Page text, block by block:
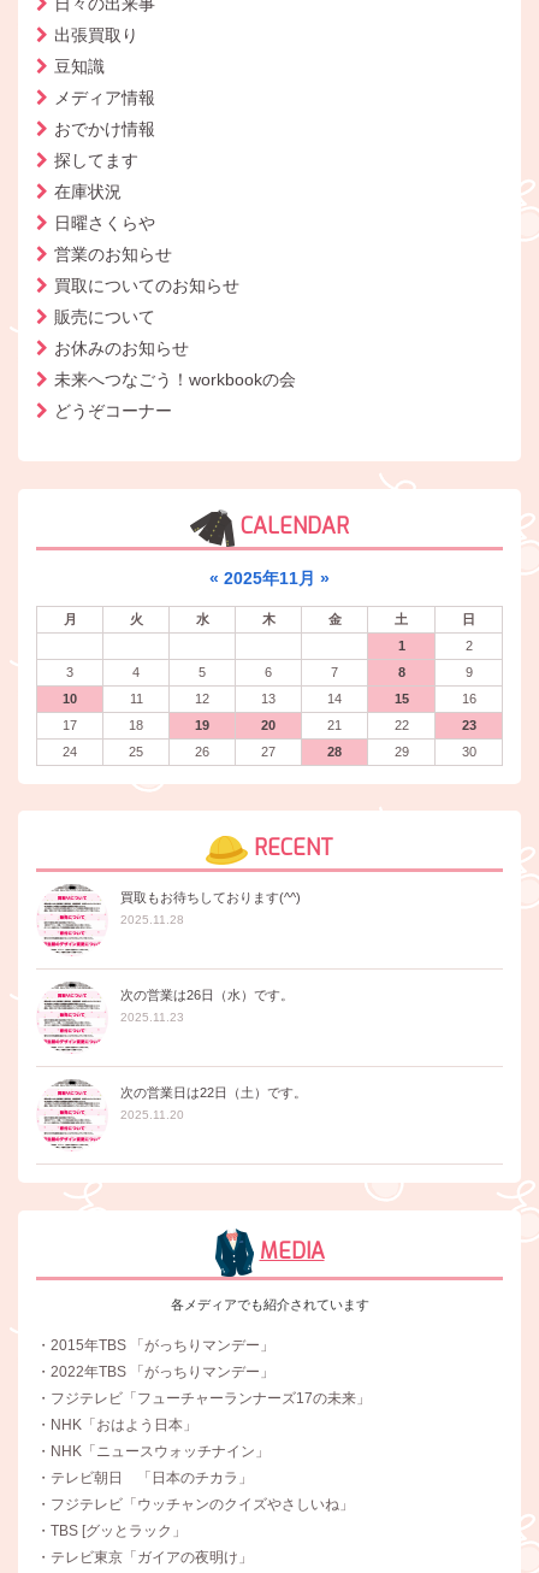
日々の出来事
出張買取り
豆知識
メディア情報
おでかけ情報
探してます
在庫状況
日曜さくらや
営業のお知らせ
買取についてのお知らせ
販売について
お休みのお知らせ
未来へつなごう！workbookの会
どうぞコーナー
CALENDAR
« 2025年11月 »
月 火 水 木 金 土
日
1
2
3
4 5 6 7 8
9
10
11 12 13 14 15
16
17
18 19 20 21 22
23
24
25 26 27 28 29 30
RECENT
買取もお待ちしております(^^)
2025.11.28
次の営業は26日（水）です。
2025.11.23
次の営業日は22日（土）です。
2025.11.20
MEDIA
各メディアでも紹介されています
・2015年TBS 「がっちりマンデー」
・2022年TBS 「がっちりマンデー」
・フジテレビ「フューチャーランナーズ17の未来」
・NHK「おはよう日本」
・NHK「ニュースウォッチナイン」
・テレビ朝日 「日本のチカラ」
・フジテレビ「ウッチャンのクイズやさしいね」
・TBS [グッとラック」
・テレビ東京「ガイアの夜明け」